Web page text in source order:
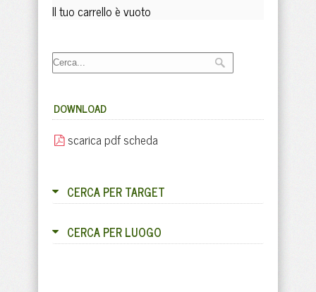
Il tuo carrello è vuoto
DOWNLOAD
scarica pdf scheda
CERCA PER TARGET
CERCA PER LUOGO